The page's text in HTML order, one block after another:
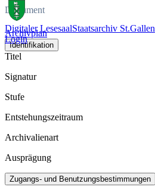
Digitaler LesesaalStaatsarchiv St.Gallen
Login
Dokument
Archivplan
Identifikation
Titel
Signatur
Stufe
Entstehungszeitraum
Archivalienart
Ausprägung
Zugangs- und Benutzungsbestimmungen